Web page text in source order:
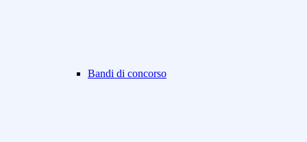
Bandi di concorso